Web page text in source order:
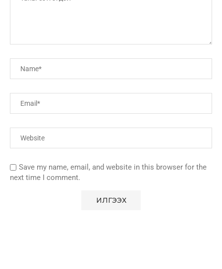
Save my name, email, and website in this browser for the
next time I comment.